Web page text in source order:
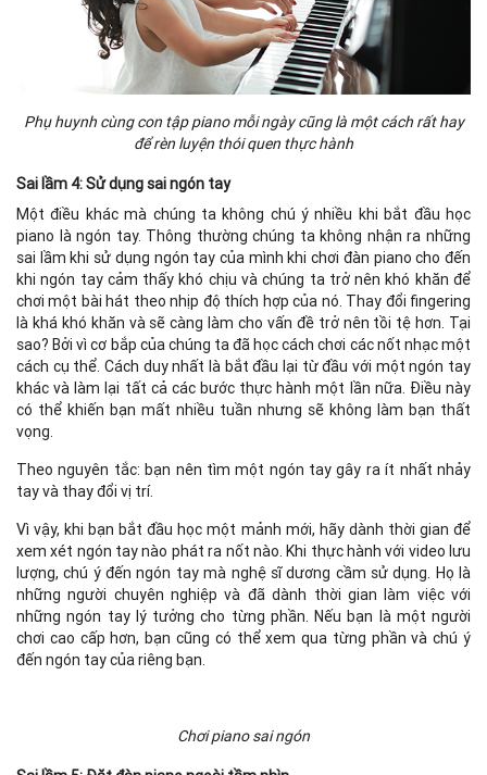
Phụ huynh cùng con tập piano mỗi ngày cũng là một cách rất hay
để rèn luyện thói quen thực hành
Sai lầm 4: Sử dụng sai ngón tay
Một điều khác mà chúng ta không chú ý nhiều khi bắt đầu học
piano là ngón tay. Thông thường chúng ta không nhận ra những
sai lầm khi sử dụng ngón tay của mình khi chơi đàn piano cho đến
khi ngón tay cảm thấy khó chịu và chúng ta trở nên khó khăn để
chơi một bài hát theo nhịp độ thích hợp của nó. Thay đổi fingering
là khá khó khăn và sẽ càng làm cho vấn đề trở nên tồi tệ hơn. Tại
sao? Bởi vì cơ bắp của chúng ta đã học cách chơi các nốt nhạc một
cách cụ thể. Cách duy nhất là bắt đầu lại từ đầu với một ngón tay
khác và làm lại tất cả các bước thực hành một lần nữa. Điều này
có thể khiến bạn mất nhiều tuần nhưng sẽ không làm bạn thất
vọng.
Theo nguyên tắc: bạn nên tìm một ngón tay gây ra ít nhất nhảy
tay và thay đổi vị trí.
Vì vậy, khi bạn bắt đầu học một mảnh mới, hãy dành thời gian để
xem xét ngón tay nào phát ra nốt nào. Khi thực hành với video lưu
lượng, chú ý đến ngón tay mà nghệ sĩ dương cầm sử dụng. Họ là
những người chuyên nghiệp và đã dành thời gian làm việc với
những ngón tay lý tưởng cho từng phần. Nếu bạn là một người
chơi cao cấp hơn, bạn cũng có thể xem qua từng phần và chú ý
đến ngón tay của riêng bạn.
Chơi piano sai ngón